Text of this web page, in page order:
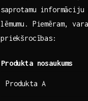
saprotamu
lēmumu. Piemēram,
priekšrocības:
Produkta nosaukums
Produkta A